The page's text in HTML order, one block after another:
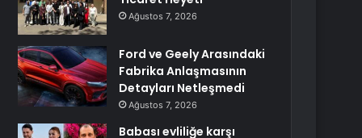
Ağustos 7, 2026
Ford ve Geely Arasındaki
Fabrika Anlaşmasının
Detayları Netleşmedi
Ağustos 7, 2026
Babası evliliğe karşı